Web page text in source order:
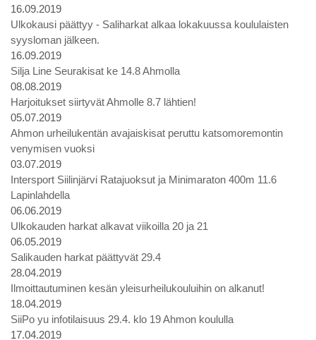
16.09.2019
Ulkokausi päättyy - Saliharkat alkaa lokakuussa koululaisten
syysloman jälkeen.
16.09.2019
Silja Line Seurakisat ke 14.8 Ahmolla
08.08.2019
Harjoitukset siirtyvät Ahmolle 8.7 lähtien!
05.07.2019
Ahmon urheilukentän avajaiskisat peruttu katsomoremontin
venymisen vuoksi
03.07.2019
Intersport Siilinjärvi Ratajuoksut ja Minimaraton 400m 11.6
Lapinlahdella
06.06.2019
Ulkokauden harkat alkavat viikoilla 20 ja 21
06.05.2019
Salikauden harkat päättyvät 29.4
28.04.2019
Ilmoittautuminen kesän yleisurheilukouluihin on alkanut!
18.04.2019
SiiPo yu infotilaisuus 29.4. klo 19 Ahmon koululla
17.04.2019